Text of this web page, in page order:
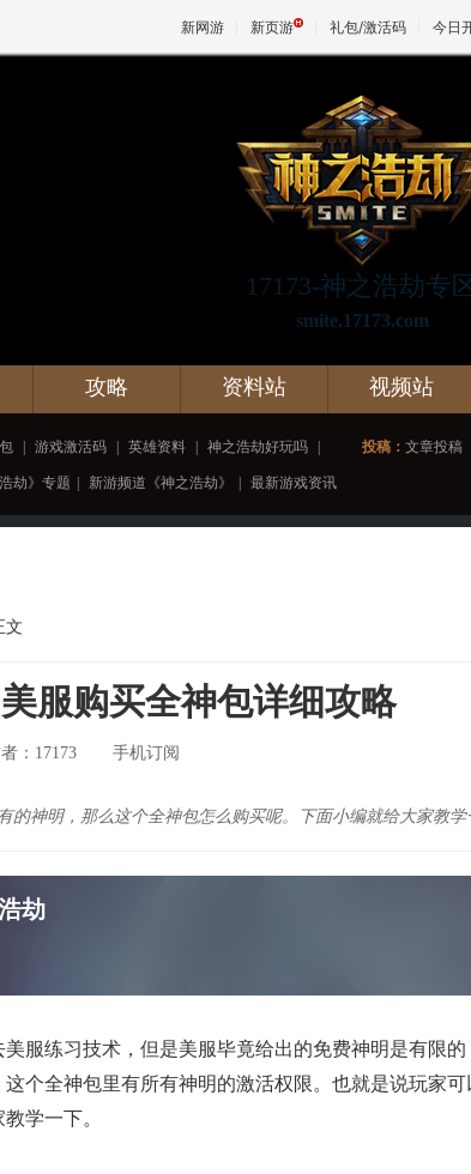
新网游 新页游 礼包/激活码 今日
17173-神之浩劫专
smite.17173.com
攻略 资料站 视频站
游戏激活码 英雄资料 神之浩劫好玩吗 投稿： 文章投稿
浩劫》专题 新游频道《神之浩劫》 最新游戏资讯
文
服购买全神包详细攻略
： 17173 手机订阅
的神明，那么这个全神包怎么购买呢。下面小编就给大家教学
劫
练习技术，但是美服毕竟给出的免费神明是有限的
个全神包里有所有神明的激活权限。也就是说玩家
学一下。